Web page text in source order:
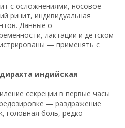
с осложнениями, носовое
ринит, индивидуальная
Данные о
лактации и детском
— применять с
индийская
секреции в первые часы
— раздражение
головная боль, редко —